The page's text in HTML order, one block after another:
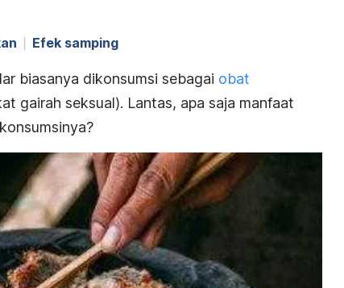
Efek samping
biasanya dikonsumsi sebagai obat
gairah seksual). Lantas, apa saja manfaat